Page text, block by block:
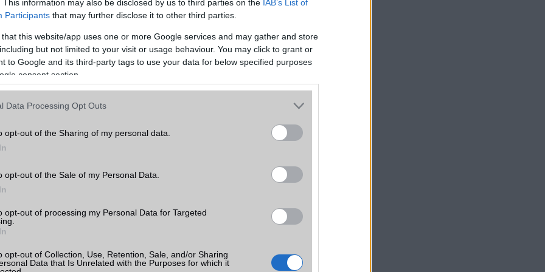
This information may also be disclosed by us to third parties on the IAB’s List of
Participants that may further disclose it to other third parties.
that this website/app uses one or more Google services and may gather and store
but not limited to your visit or usage behaviour. You may click to grant or
to Google and its third-party tags to use your data for below specified purposes
consent section.
Data Processing Opt Outs
opt-out of the Sharing of my personal data.
opt-out of the Sale of my Personal Data.
opt-out of processing my Personal Data for Targeted
opt-out of Collection, Use, Retention, Sale, and/or Sharing
Data that Is Unrelated with the Purposes for which it
árak
GPRS Van
WAP 5HTML
MMS Nincs
Infraport
Bluetooth
Wi-Fi (alap)g/b
Blackberry Nincs